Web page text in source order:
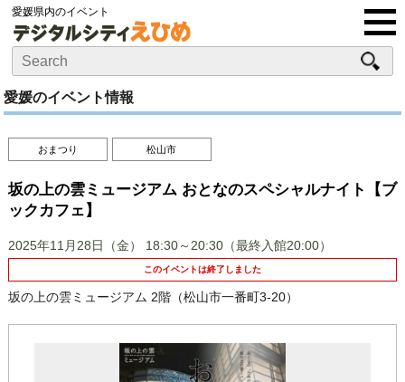
愛媛県内のイベント
愛媛のイベント情報
おまつり 松山市
坂の上の雲ミュージアム おとなのスペシャルナイト【ブ
ックカフェ】
2025年11月28日（金） 18:30～20:30（最終入館20:00）
このイベントは終了しました
坂の上の雲ミュージアム 2階（松山市一番町3-20）